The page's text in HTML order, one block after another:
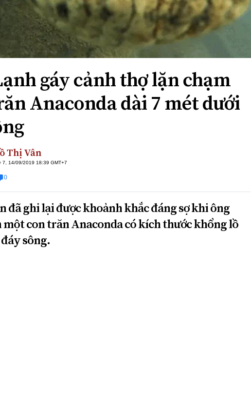
gáy cảnh thợ lặn chạm
Anaconda dài 7 mét dưới
Thị Vân
7, 14/09/2019 18:39 GMT+7
0
đã ghi lại được khoảnh khắc đáng sợ khi ông
con trăn Anaconda có kích thước khổng lồ
sông.